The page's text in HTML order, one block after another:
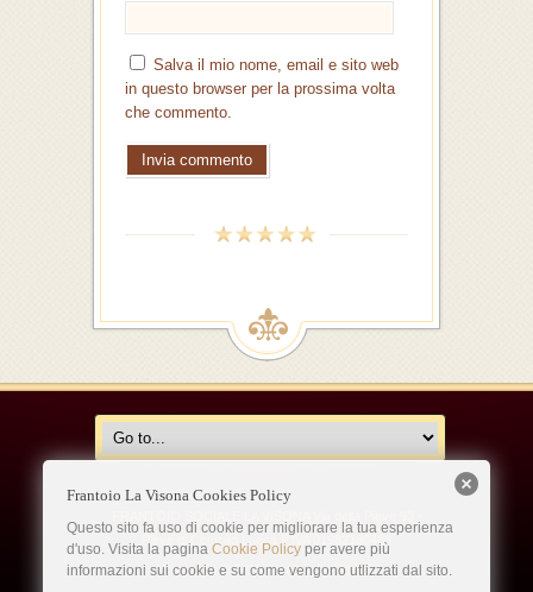
Salva il mio nome, email e sito web
in questo browser per la prossima volta
che commento.
Pieve di Compito Lucca P.IVA 01982180463
Copyright © 2019 Frantoio La Visona
Frantoio La Visona Cookies Policy
Questo sito fa uso di cookie per migliorare la tua esperienza
d'uso. Visita la pagina Cookie Policy per avere più
informazioni sui cookie e su come vengono utlizzati dal sito.